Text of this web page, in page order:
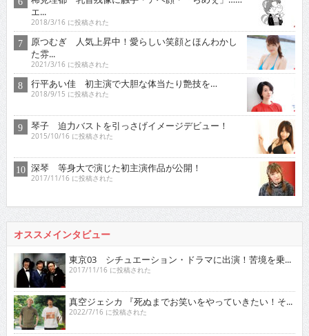
エ...
2018/3/16 に投稿された
原つむぎ 人気上昇中！愛らしい笑顔とほんわかし
た雰...
2021/3/16 に投稿された
行平あい佳 初主演で大胆な体当たり艶技を…
2018/9/15 に投稿された
琴子 迫力バストを引っさげイメージデビュー！
2015/10/16 に投稿された
深琴 等身大で演じた初主演作品が公開！
2017/11/16 に投稿された
オススメインタビュー
東京03 シチュエーション・ドラマに出演！苦境を乗...
2017/11/16 に投稿された
真空ジェシカ 『死ぬまでお笑いをやっていきたい！そ...
2022/7/16 に投稿された